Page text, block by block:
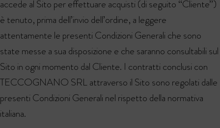
accede al Sito per effettuare acquisti (di seguito “Cliente”)
è tenuto, prima dell’invio dell’ordine, a leggere
attentamente le presenti Condizioni Generali che sono
state messe a sua disposizione e che saranno consultabili sul
Sito in ogni momento dal Cliente. I contratti conclusi con
TECCOGNANO SRL attraverso il Sito sono regolati dalle
presenti Condizioni Generali nel rispetto della normativa
italiana.